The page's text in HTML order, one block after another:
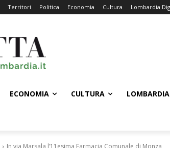
Territori Politica Economia Cultura Lombardia
ECONOMIA CULTURA
In via Marsala l’11esima Farmacia Comunale di Monza